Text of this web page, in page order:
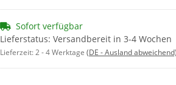
Sofort verfügbar
Lieferstatus: Versandbereit in 3-4 Wochen
Lieferzeit:2 - 4 Werktage (DE - Ausland abweichend)